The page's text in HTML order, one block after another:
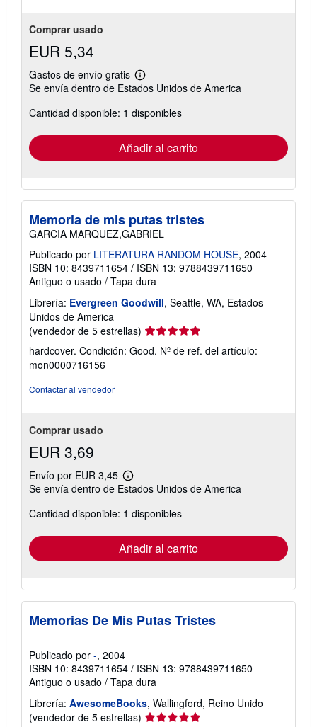
Comprar usado
EUR 5,34
Gastos de envío gratis
Más
información
las
tarifas
envío
Se envía dentro de Estados Unidos de America
Cantidad disponible: 1 disponibles
Añadir al carrito
Memoria de mis putas tristes
GARCIA MARQUEZ,GABRIEL
Publicado por LITERATURA RANDOM HOUSE, 2004
ISBN 10: 8439711654 / ISBN 13: 9788439711650
Antiguo o usado / Tapa dura
Librería: Evergreen Goodwill, Seattle, WA, Estados
Unidos de America
(vendedor de 5 estrellas) Calificación
del
vendedor:
hardcover. Condición: Good. Nº de ref. del artículo:
mon0000716156
Contactar al vendedor
Comprar usado
EUR 3,69
Envío por EUR 3,45
Más
información
las
tarifas
envío
Se envía dentro de Estados Unidos de America
Cantidad disponible: 1 disponibles
Añadir al carrito
Memorias De Mis Putas Tristes
-
Publicado por -, 2004
ISBN 10: 8439711654 / ISBN 13: 9788439711650
Antiguo o usado / Tapa dura
Librería: AwesomeBooks, Wallingford, Reino Unido
(vendedor de 5 estrellas) Calificación